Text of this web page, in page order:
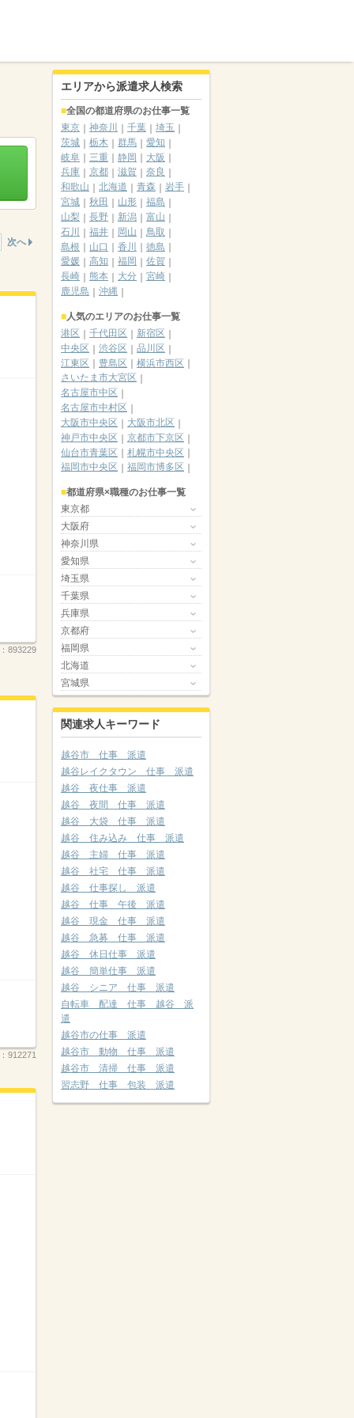
次へ
893229
912271
エリアから派遣求人検索
全国の都道府県のお仕事一覧
東京
神奈川 千葉
埼玉
茨城
栃木 群馬
愛知
岐阜
三重 静岡
大阪
兵庫
京都 滋賀
奈良
和歌山
北海道 青森
岩手
宮城
秋田 山形
福島
山梨
長野 新潟
富山
石川
福井 岡山
鳥取
島根
山口 香川
徳島
愛媛
高知 福岡
佐賀
長崎
熊本 大分
宮崎
鹿児島
沖縄
人気のエリアのお仕事一覧
港区
千代田区
新宿区
中央区
渋谷区
品川区
江東区
豊島区
横浜市西区
さいたま市大宮区
名古屋市中区
名古屋市中村区
大阪市中央区
大阪市北区
神戸市中央区
京都市下京区
仙台市青葉区
札幌市中央区
福岡市中央区
福岡市博多区
都道府県×職種のお仕事一覧
東京都
大阪府
神奈川県
愛知県
埼玉県
千葉県
兵庫県
京都府
福岡県
北海道
宮城県
関連求人キーワード
越谷市 仕事 派遣
越谷レイクタウン 仕事 派遣
越谷 夜仕事 派遣
越谷 夜間 仕事 派遣
越谷 大袋 仕事 派遣
越谷 住み込み 仕事 派遣
越谷 主婦 仕事 派遣
越谷 社宅 仕事 派遣
越谷 仕事探し 派遣
越谷 仕事 午後 派遣
越谷 現金 仕事 派遣
越谷 急募 仕事 派遣
越谷 休日仕事 派遣
越谷 簡単仕事 派遣
越谷 シニア 仕事 派遣
自転車 配達 仕事 越谷 派
遣
越谷市の仕事 派遣
越谷市 動物 仕事 派遣
越谷市 清掃 仕事 派遣
習志野 仕事 包装 派遣